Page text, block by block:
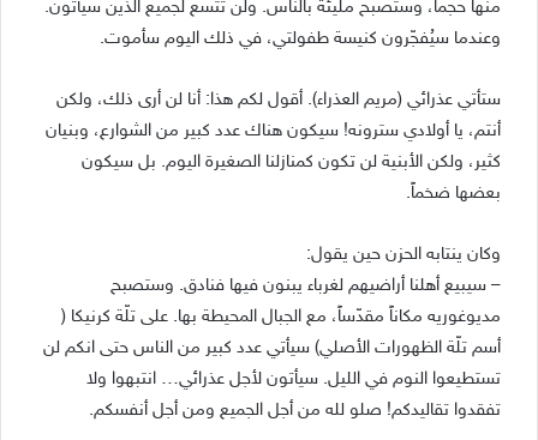
منها حجماً، وستصبح مليئة بالناس. ولن تتّسع لجميع الذين سيأتون.
وعندما سيُفجّرون كنيسة طفولتي، في ذلك اليوم سأموت.
ستأتي عذرائي (مريم العذراء). أقول لكم هذا: أنا لن أرى ذلك، ولكن
أنتم، يا أولادي سترونه! سيكون هناك عدد كبير من الشوارع، وبنيان
كثير، ولكن الأبنية لن تكون كمنازلنا الصغيرة اليوم. بل سيكون
بعضها ضخماً.
وكان ينتابه الحزن حين يقول:
– سيبيع أهلنا أراضيهم لغرباء يبنون فيها فنادق. وستصبح
مديوغوريه مكاناً مقدّساً، مع الجبال المحيطة بها. على تلّة كرنيكا (
أسم تلّة الظهورات الأصلي) سيأتي عدد كبير من الناس حتى انكم لن
تستطيعوا النوم في الليل. سيأتون لأجل عذرائي… انتبهوا ولا
تفقدوا تقاليدكم! صلو لله من أجل الجميع ومن أجل أنفسكم.